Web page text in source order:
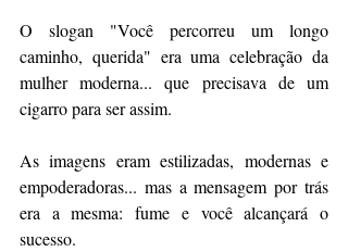
O slogan "Você percorreu um longo
caminho, querida" era uma celebração da
mulher moderna... que precisava de um
cigarro para ser assim.
As imagens eram estilizadas, modernas e
empoderadoras... mas a mensagem por trás
era a mesma: fume e você alcançará o
sucesso.